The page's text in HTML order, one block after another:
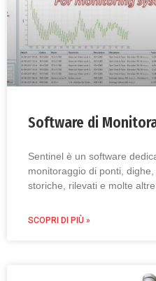
Software di
Sentinel è un software
monitoraggio di ponti,
storiche, rilevati e molte
SCOPRI DI PIÙ »